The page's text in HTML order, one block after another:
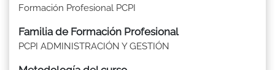
Formación Profesional PCPI
Familia de Formación Profesional
PCPI ADMINISTRACIÓN Y GESTIÓN